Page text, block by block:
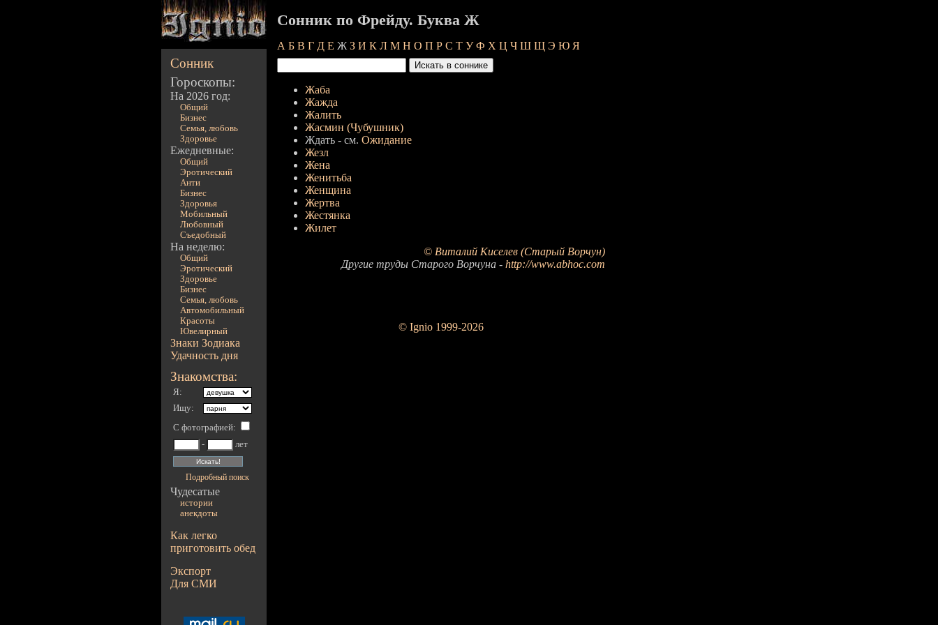
Сонник
Гороскопы:
На 2026 год:
Общий
Бизнес
Семья, любовь
Здоровье
Ежедневные:
Общий
Эротический
Анти
Бизнес
Здоровья
Мобильный
Любовный
Съедобный
На неделю:
Общий
Эротический
Здоровье
Бизнес
Семья, любовь
Автомобильный
Красоты
Ювелирный
Знаки Зодиака
Удачность дня
Знакомства:
Я:
Ищу:
С фотографией:
-
лет
Подробный поиск
Чудесатые
истории
анекдоты
Как легко
приготовить обед
Экспорт
Для СМИ
Сонник по Фрейду. Буква Ж
А Б В Г Д Е Ж З И К Л М Н О П Р С Т У Ф Х Ц Ч Ш Щ Э Ю Я
Жаба
Жажда
Жалить
Жасмин (Чубушник)
Ждать - см. Ожидание
Жезл
Жена
Женитьба
Женщина
Жертва
Жестянка
Жилет
© Виталий Киселев (Старый Ворчун)
Другие труды Старого Ворчуна - http://www.abhoc.com
© Ignio 1999-2026